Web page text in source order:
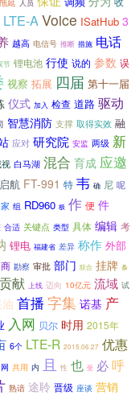
人员
LTE-AVoice ISatHub 3
越高 电信号 推断 措施 电话
节 锂电池 行使 说的 参数 误
视察 拓展 四届 第十一届
仪式 加入 检查 道路 驱动
智慧消防 支撑 取得实效 融
应对 研究院 安监 两级 新
视 白马湖 混合 育成 应邀
启航 FT-991 特 韦 确 尼 呢
家 组 RD960 极 作 便 件
合适 关键点 类型 具体 编辑 考
锂电 福建省 差异 称作 外部
勘察 审批 部门 联合 挂牌 条
献 上线 迈向 10亿元 流域 试
油 首播 字集 诺基 产
入网 贝尔 时用 2015年
6个 LTE-R 2015.06.27 优惠
网 共用 内 且 性 也 受 必呼
熟谙 途聆 晋级 座谈 营销